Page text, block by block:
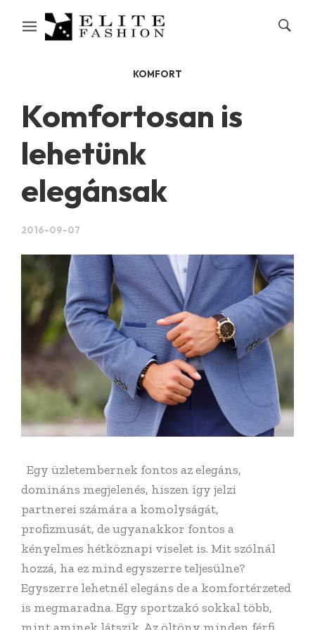
KOMFORT
Komfortosan is
lehetünk
elegánsak
2016-09-07
Egy üzletembernek fontos az elegáns,
domináns megjelenés, hiszen így jelzi
partnerei számára a komolyságát,
profizmusát, de ugyanakkor fontos a
kényelmes hétköznapi viselet is. Mit szólnál
hozzá, ha ez mind egyszerre teljesülne?
Egyszerre lehetnél elegáns de a komfortérzeted
is megmaradna. Egy sportzakó sokkal több,